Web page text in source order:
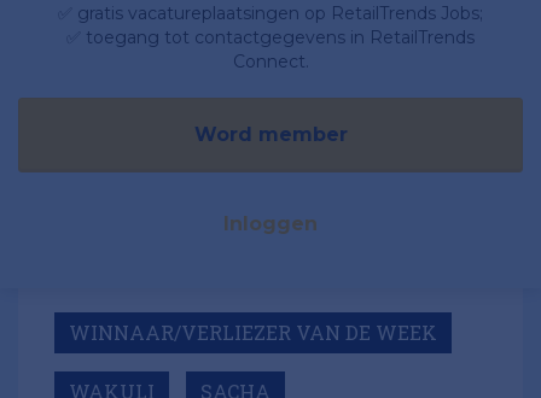
✅ gratis vacatureplaatsingen op RetailTrends Jobs;
✅ toegang tot contactgegevens in RetailTrends
Connect.
Word member
Inloggen
WINNAAR/VERLIEZER VAN DE WEEK
WAKULI SACHA